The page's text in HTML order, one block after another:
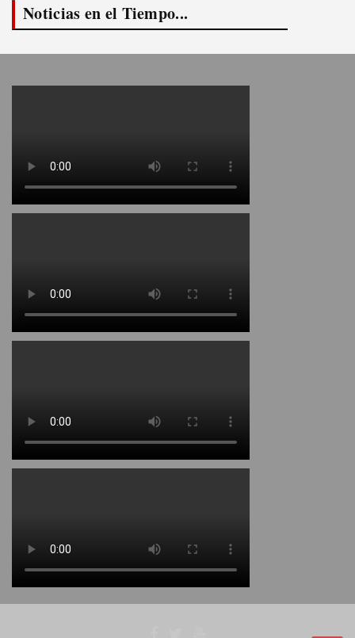
Noticias en el Tiempo...